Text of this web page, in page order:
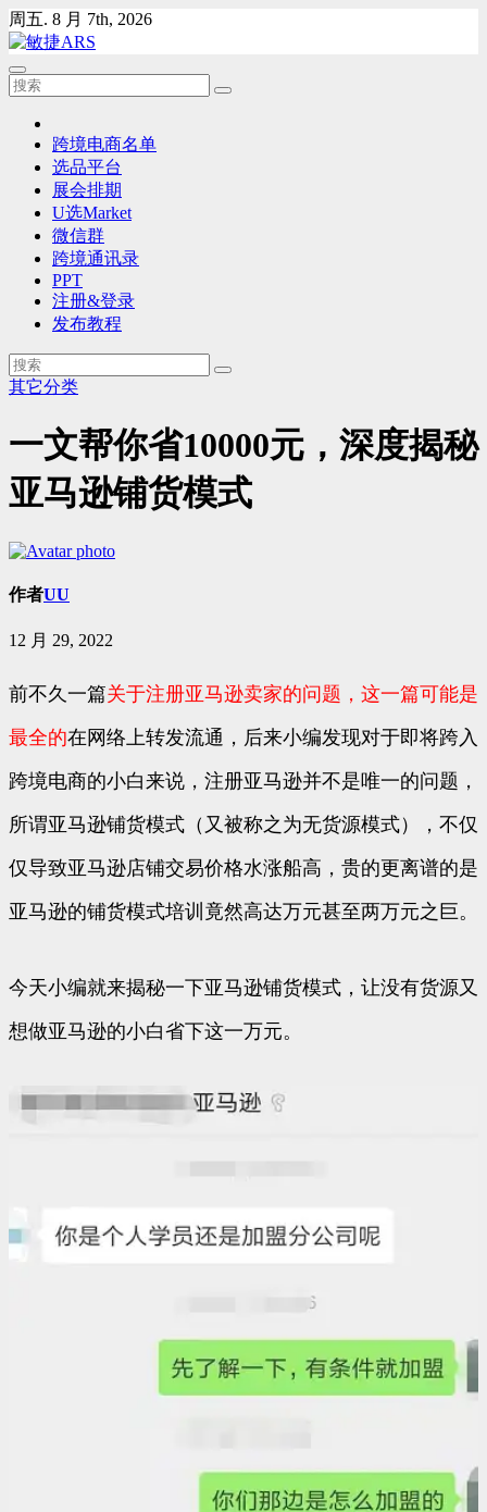
Skip
to
content
周五. 8 月 7th, 2026
跨境电商名单
选品平台
展会排期
U选Market
微信群
跨境通讯录
PPT
注册&登录
发布教程
其它分类
一文帮你省10000元，深度揭秘
亚马逊铺货模式
作者UU
12 月 29, 2022
前不久一篇关于注册亚马逊卖家的问题，这一篇可能是
最全的在网络上转发流通，后来小编发现对于即将跨入
跨境电商的小白来说，注册亚马逊并不是唯一的问题，
所谓亚马逊铺货模式（又被称之为无货源模式），不仅
仅导致亚马逊店铺交易价格水涨船高，贵的更离谱的是
亚马逊的铺货模式培训竟然高达万元甚至两万元之巨。
今天小编就来揭秘一下亚马逊铺货模式，让没有货源又
想做亚马逊的小白省下这一万元。